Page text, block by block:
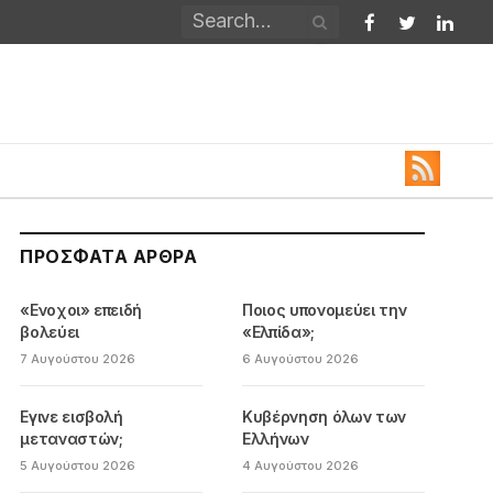
Facebook
Twitter
ΠΡΌΣΦΑΤΑ ΆΡΘΡΑ
«Ενοχοι» επειδή
βολεύει
7 Αυγούστου 2026
Ποιος υπονομεύει την
«Ελπίδα»;
6 Αυγούστου 2026
Εγινε εισβολή
μεταναστών;
5 Αυγούστου 2026
Κυβέρνηση όλων των
Ελλήνων
4 Αυγούστου 2026